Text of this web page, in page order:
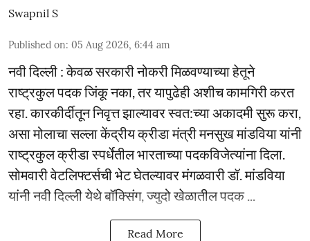
Swapnil S
Published on: 05 Aug 2026, 6:44 am
नवी दिल्ली : केवळ सरकारी नोकरी मिळवण्याच्या हेतूने
राष्ट्रकुल पदक जिंकू नका, तर यापुढेही अशीच कामगिरी करत
रहा. कारकीर्दीतून निवृत्त झाल्यावर स्वत:च्या अकादमी सुरू करा,
असा मोलाचा सल्ला केंद्रीय क्रीडा मंत्री मनसुख मांडविया यांनी
राष्ट्रकुल क्रीडा स्पर्धेतील भारताच्या पदकविजेत्यांना दिला.
सोमवारी वेटलिफ्टर्सची भेट घेतल्यावर मंगळवारी डॉ. मांडविया
यांनी नवी दिल्ली येथे बॉक्सिंग, ज्युदो खेळातील पदक ...
Read More